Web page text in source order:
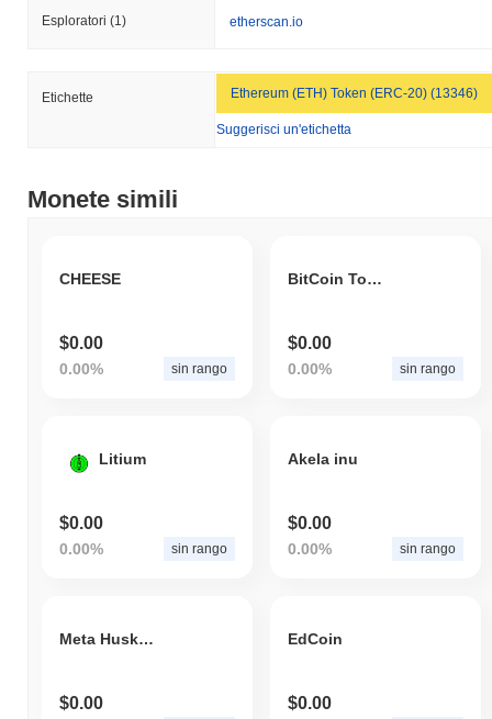
Esploratori (1) etherscan.io
Etichette Ethereum (ETH) Token (ERC-20) (13346)
Suggerisci un'etichetta
Monete simili
CHEESE
$0.00
0.00% sin rango
BitCoin Tokens
$0.00
0.00% sin rango
Litium
$0.00
0.00% sin rango
Akela inu
$0.00
0.00% sin rango
Meta Husky Inu
$0.00
EdCoin
$0.00